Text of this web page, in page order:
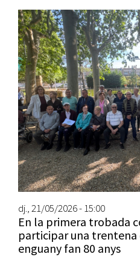
dj., 21/05/2026 - 15:00
En la primera trobada
participar una trentena
enguany fan 80 anys